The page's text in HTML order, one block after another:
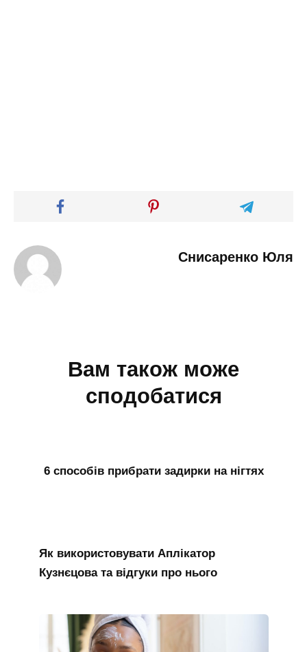
Снисаренко Юля
Вам також може
сподобатися
6 способів прибрати задирки на нігтях
Як використовувати Аплікатор
Кузнєцова та відгуки про нього